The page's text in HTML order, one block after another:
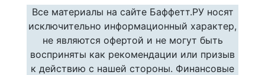
Все материалы на сайте Баффетт.РУ носят
исключительно информационный характер,
не являются офертой и не могут быть
восприняты как рекомендации или призыв
к действию с нашей стороны. Финансовые